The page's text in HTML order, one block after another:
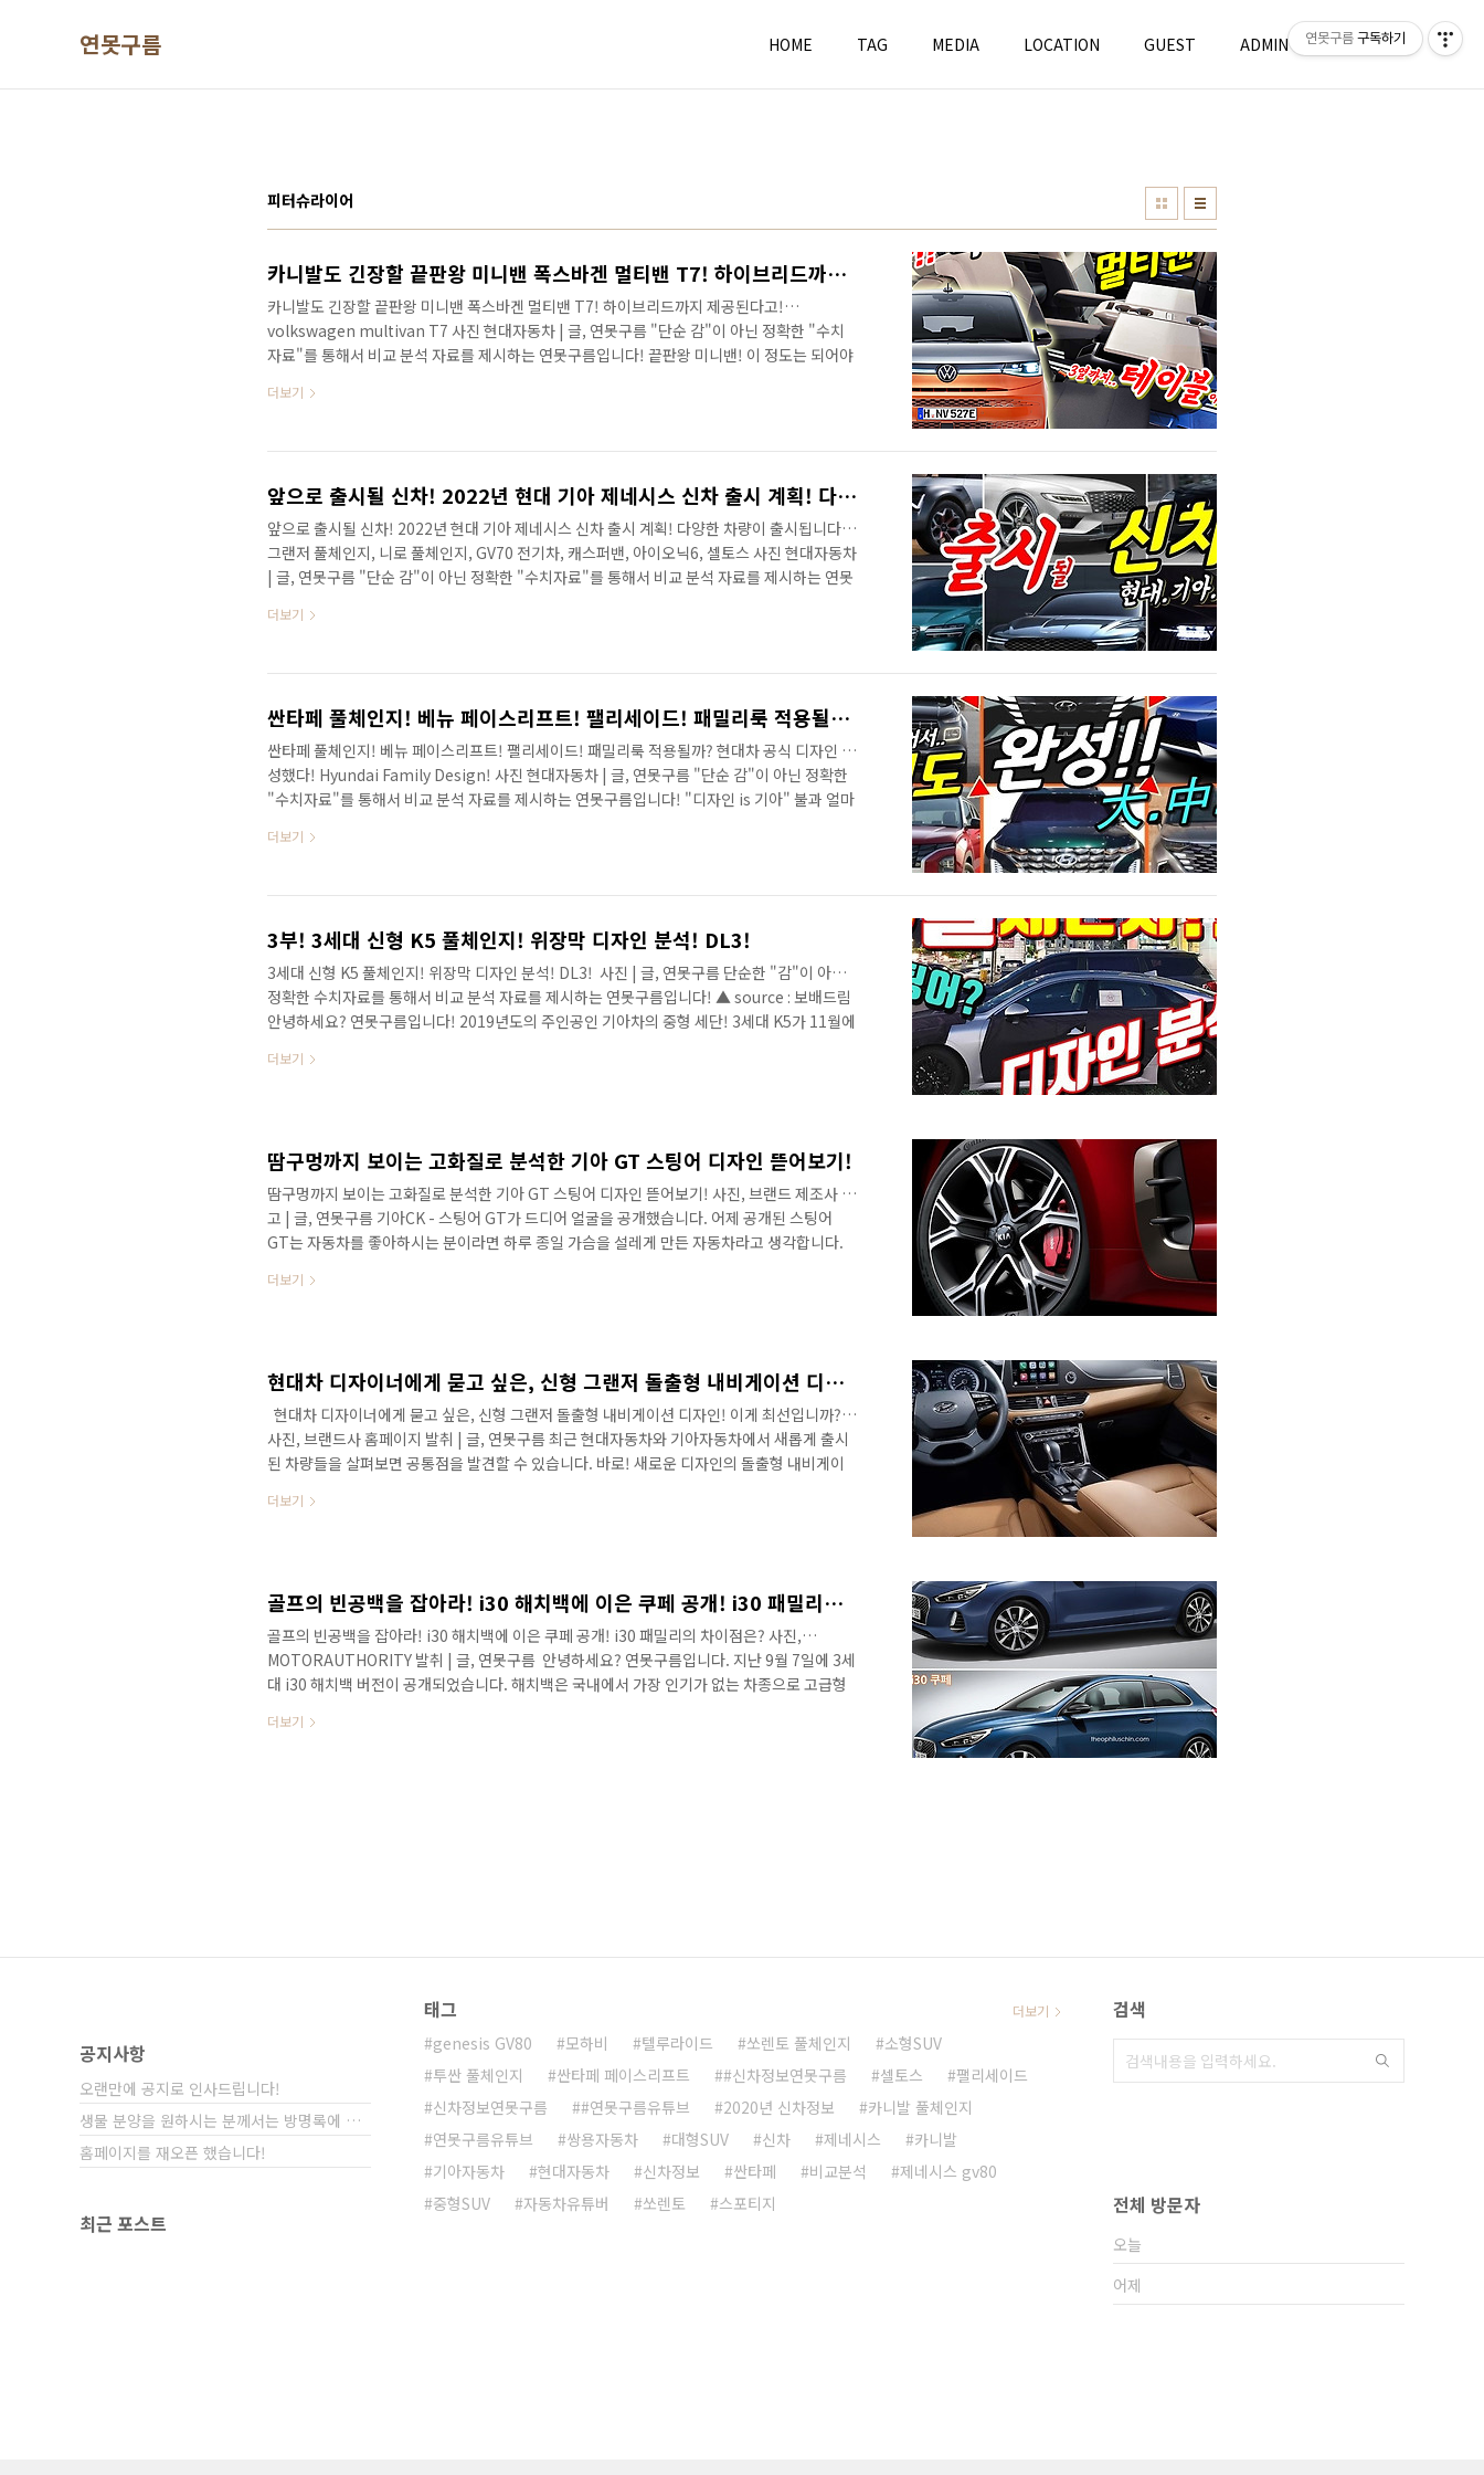
연못구름 HOME TAG MEDIA LOCATION GUEST ADMIN WRITE
피터슈라이어
카니발도 긴장할 끝판왕 미니밴 폭스바겐 멀티밴 T7! 하이브리드까지 제공된다고! volkswagen multivan T7
카니발도 긴장할 끝판왕 미니밴 폭스바겐 멀티밴 T7! 하이브리드까지 제공된다고!
volkswagen multivan T7 사진 현대자동차 | 글, 연못구름 "단순 감"이 아닌 정확한 "수치
자료"를 통해서 비교 분석 자료를 제시하는 연못구름입니다! 끝판왕 미니밴! 이 정도는 되어야
따라서 당연히 붙였다 분리했다 하는 것이 당연한 것이 아닌가요? 만약 이 차량인 국내에 출시
게요! 안녕하세요? 연못구름입니다. 패밀리가 가장 많이 구입하는 차량이 SUV라는 것은 아실
더보기
앞으로 출시될 신차! 2022년 현대 기아 제네시스 신차 출시 계획! 다양한 차량이 출시됩니다!그랜저 풀체인지, 니로 풀체인지, GV70 전기차, 캐스퍼밴, 아이오닉6, 셀토스
앞으로 출시될 신차! 2022년 현대 기아 제네시스 신차 출시 계획! 다양한 차량이 출시됩니다!
그랜저 풀체인지, 니로 풀체인지, GV70 전기차, 캐스퍼밴, 아이오닉6, 셀토스 사진 현대자동차
| 글, 연못구름 "단순 감"이 아닌 정확한 "수치자료"를 통해서 비교 분석 자료를 제시하는 연못
와 EV6 그리고 제네시스 전기차 GV60까지 출시가 되면서 전기차 시대를 알리는 한 해가 된 것
조사의 상황에 따라서 언제든지 변경될 수 있습니다. 최근 출시된 스포티지도 그랬었고, 곧 출
더보기
싼타페 풀체인지! 베뉴 페이스리프트! 팰리세이드! 패밀리룩 적용될까? 현대차 공식 디자인 완성했다! Hyundai Family Design!
싼타페 풀체인지! 베뉴 페이스리프트! 팰리세이드! 패밀리룩 적용될까? 현대차 공식 디자인 완
성했다! Hyundai Family Design! 사진 현대자동차 | 글, 연못구름 "단순 감"이 아닌 정확한
"수치자료"를 통해서 비교 분석 자료를 제시하는 연못구름입니다! "디자인 is 기아" 불과 얼마
적인 마케팅을 통해서 시선을 집중해야 할 정도였죠! 하지만 2006년에 히어로급 디자이너인
적인 반응이 훨씬 더 많았죠! 이 부분은 기아 관계자 뿐만 아니라 네티즌의 반응도 그랬습니다.
더보기
3부! 3세대 신형 K5 풀체인지! 위장막 디자인 분석! DL3!
3세대 신형 K5 풀체인지! 위장막 디자인 분석! DL3! ​ 사진 | 글, 연못구름 단순한 "감"이 아닌
정확한 수치자료를 통해서 비교 분석 자료를 제시하는 연못구름입니다! ▲ source : 보배드림
안녕하세요? 연못구름입니다! 2019년도의 주인공인 기아차의 중형 세단! 3세대 K5가 11월에
구름 유튜브 채널에서 구독을 눌러주세요! 하단 구독 이미지 클릭! 앞으로 100여 일 정도만 기
더보기
땀구멍까지 보이는 고화질로 분석한 기아 GT 스팅어 디자인 뜯어보기!
땀구멍까지 보이는 고화질로 분석한 기아 GT 스팅어 디자인 뜯어보기! 사진, 브랜드 제조사 참
고 | 글, 연못구름 기아CK - 스팅어 GT가 드디어 얼굴을 공개했습니다. 어제 공개된 스팅어
GT는 자동차를 좋아하시는 분이라면 하루 종일 가슴을 설레게 만든 자동차라고 생각합니다.
면, GT CAR(영어:Grand Tourer, 이탈리아어:Gran Turismo, GT)는 장거리 운전을 목적
더보기
현대차 디자이너에게 묻고 싶은, 신형 그랜저 돌출형 내비게이션 디자인! 이게 최선입니까?
​ ​ 현대차 디자이너에게 묻고 싶은, 신형 그랜저 돌출형 내비게이션 디자인! 이게 최선입니까? ​ ​
사진, 브랜드사 홈페이지 발취 | 글, 연못구름 최근 현대자동차와 기아자동차에서 새롭게 출시
된 차량들을 살펴보면 공통점을 발견할 수 있습니다. 바로! 새로운 디자인의 돌출형 내비게이
돌출형 내비게이션 디자인을 적용하는 것일까요? 특히 국내소비자의 경우 매립형 내비게이션
더보기
골프의 빈공백을 잡아라! i30 해치백에 이은 쿠페 공개! i30 패밀리의 차이점은?
골프의 빈공백을 잡아라! i30 해치백에 이은 쿠페 공개! i30 패밀리의 차이점은? 사진,
MOTORAUTHORITY 발취 | 글, 연못구름 ​ 안녕하세요? 연못구름입니다. 지난 9월 7일에 3세
대 i30 해치백 버전이 공개되었습니다. 해치백은 국내에서 가장 인기가 없는 차종으로 고급형
과 같은 해치백 차량은 국내시장보다는 유럽 시장에서 인기 있는 모델로 새롭게 출시된 i30 은
더보기
공지사항
오랜만에 공지로 인사드립니다!
생물 분양을 원하시는 분께서는 방명록에 비밀글⋯
홈페이지를 재오픈 했습니다!
최근 포스트
태그
genesis GV80 모하비 텔루라이드 쏘렌토 풀체인지
소형SUV
투싼 풀체인지
싼타페 페이스리프트 #신차정보연못구름 셀토스
팰리세이드
신차정보연못구름
#연못구름유튜브 2020년 신차정보
카니발 풀체인지
연못구름유튜브
쌍용자동차 대형SUV 신차 제네시스
카니발
기아자동차
현대자동차 신차정보 싼타페 비교분석
제네시스 gv80
중형SUV
자동차유튜버 쏘렌토 스포티지
더보기 검색
전체 방문자
오늘
어제
연못구름 구독하기